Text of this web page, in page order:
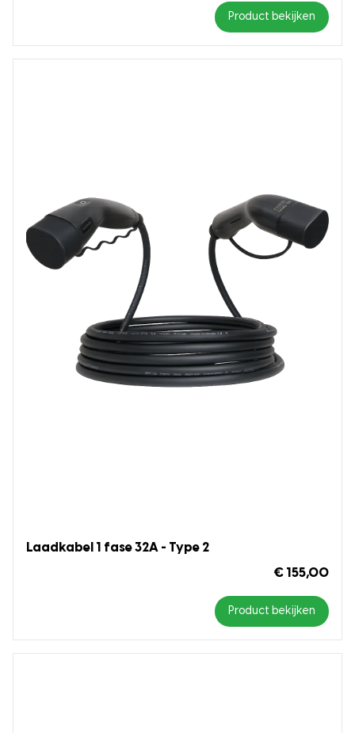
Product bekijken
Laadkabel 1 fase 32A - Type 2
€ 155,00
Product bekijken